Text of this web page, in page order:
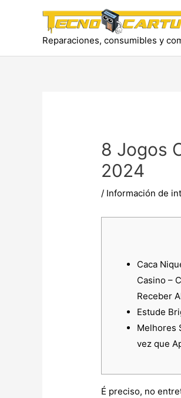
Reparaciones, consumibles y
8 Jogos
2024
/ Información de
Caca
Casino –
Receber
Estude
Melhores
vez que
É preciso, no